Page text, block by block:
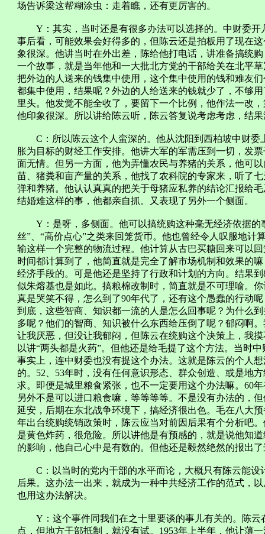
场告诉梁这帮糊涂虫：走着瞧，还有更厉害的。
Y：其实，当时还是有很多办法可以选择的。中财委开
事后看，可能效果会好得多的，但陈云还是拍板用了现在
象很深。他讲当时在外出差，陈给他打电话，讲准备搞统
一个故事，就是当年他和一大批北方党的干部给关在北平
把外边的人送来的钱集中使用，这个集中使用的钱和难友
都集中使用，结果呢？外边的人给送来的钱就少了，不够
里头。他发觉不能全收了，要留下一个比例，他作法一改
他印象很深。所以讲给陈云听，陈云答复说考虑考虑，结
C：所以陈云这个人蛮深的。他从沈阳到西柏坡中财委
胀为目标的财经工作安排。他讲大军的军需压到一切，发
面无情。但另一方面，他为弄懂农民与养猪的关系，他可
苗、猪粪和亩产量的关系，他找了农科院的专家来，听了
弹和养猪。他认认真真的把关于母猪应私养的结论汇报给
结婚难这样的事，他都亲自抓。又表现了另外一个侧面。
Y：是呀，多侧面。他可以搞统购这种毫无经济依据的
丝”、“高价点心”之类来回笼货币。他也曾经令人叹服地计
输这样一个完整的物流过程。他计算从古巴买糖回来可以
时间都计算到了，他简直就是完全了解市场机制和效果的
经济手段的。可是他还是坚持了行政和计划的方向。结果
似朱熔基也是如此。搞粮棉改制时，简直就是不可理喻。
真是哭笑不得，怎么到了90年代了，还有这个愚蠢的行动
到底，这些智商、知识都一流的人是怎么回事呢？为什么
多呢？他们的智商、知识被什么东西给压倒了呢？郁闷啊
让我厌恶，但没让我郁闷，但陈云在统购这个决策上，我
以讲“两头都是火药”。但他还是给毛提了这个方法。当时
事实上，连中财委也没有提这个办法。这就是陈云的个人
的。52、53年时，没有任何意识形态、群众创造、或是地
求。即便是城里粮食紧张，也不一定要用这个办法嘛。60
另外不是可以进口粮食嘛，等等等等。不是没有办法的，
延安，后期在东北战争环境下，搞经济很出色。毛在八大
年出台统购统销政策时，陈云应当对前因后果有个分析吧
是黄色炸药，很危险。所以讲他是有预感的，就是说他知
的影响，他自己心中是有数的。但他还是毅然绝然的报出
C：以当时的党内干部的水平而论，大概只有陈云能设
后果。这办法一出来，就成为一种中共经济工作的范式，
也用这办法解决。
Y：这个事件同我们在之十里要谈的事儿有关的。陈云
点，但地方干部抵制，就没有试。1953年上半年，他让薄